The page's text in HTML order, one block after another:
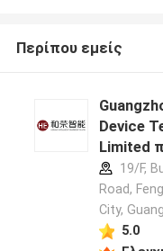
Περίπου εμείς
Device
Limited
19/F,
Road,
City,
5.0